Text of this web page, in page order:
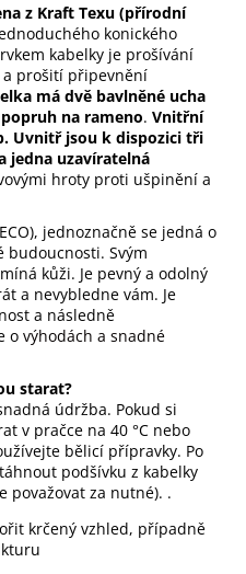
z Kraft Texu (přírodní
konického
kabelky je prošívání
a prošití připevnění
má dvě bavlněné ucha
na rameno. Vnitřní
Uvnitř jsou k dispozici tři
jedna uzavíratelná
hroty proti ušpinění a
jednoznačně se jedná o
budoucnosti. Svým
kůži. Je pevný a odolný
a nevybledne vám. Je
a následně
o výhodách a snadné
starat?
údržba. Pokud si
v pračce na 40 °C nebo
bělicí přípravky. Po
podšívku z kabelky
považovat za nutné). .
krčený vzhled, případně